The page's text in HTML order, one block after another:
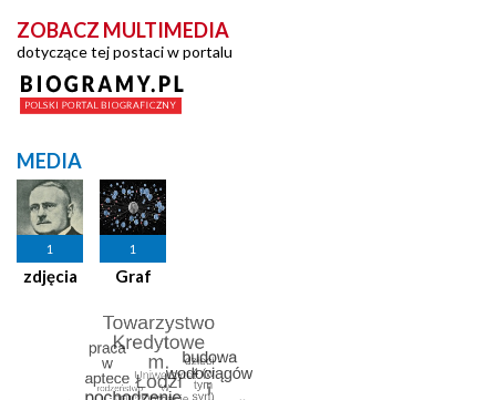
ZOBACZ MULTIMEDIA
dotyczące tej postaci w portalu
MEDIA
1
zdjęcia
1
Graf